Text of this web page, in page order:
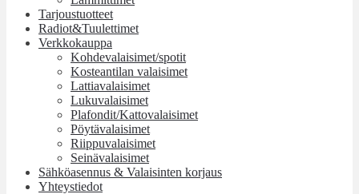
Tarjoustuotteet
Radiot&Tuulettimet
Verkkokauppa
Kohdevalaisimet/spotit
Kosteantilan valaisimet
Lattiavalaisimet
Lukuvalaisimet
Plafondit/Kattovalaisimet
Pöytävalaisimet
Riippuvalaisimet
Seinävalaisimet
Sähköasennus & Valaisinten korjaus
Yhteystiedot